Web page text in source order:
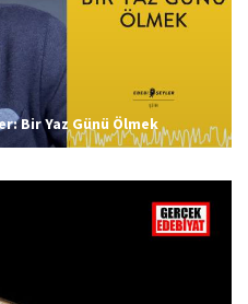
Bir Yaz Günü Ölmek